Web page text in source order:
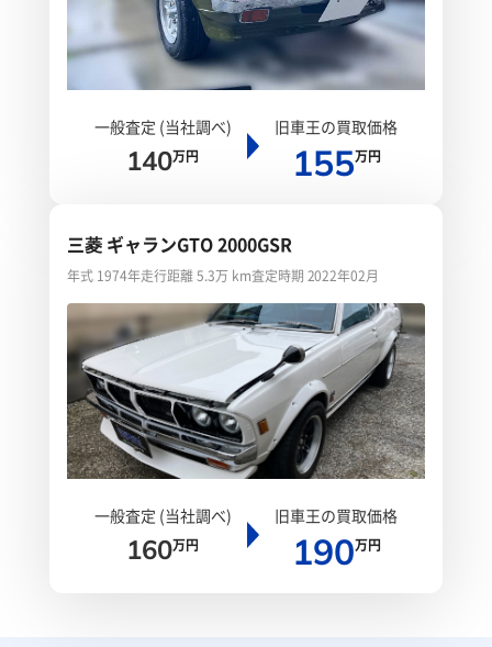
一般査定 (当社調べ)
140万円
旧車王の買取価格
155万円
三菱 ギャランGTO 2000GSR
年式 1974年走行距離 5.3万 km査定時期 2022年02月
一般査定 (当社調べ)
160万円
旧車王の買取価格
190万円